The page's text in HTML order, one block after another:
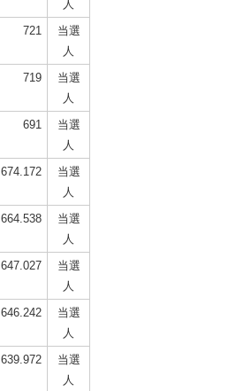
人
721
当選
人
719
当選
人
691
当選
人
674.172
当選
人
664.538
当選
人
647.027
当選
人
646.242
当選
人
639.972
当選
人